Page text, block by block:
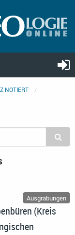
NOTIERT
Ausgrabungen
(Kreis